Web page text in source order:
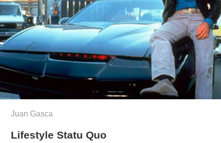
Juan Gasca
Lifestyle Statu Quo